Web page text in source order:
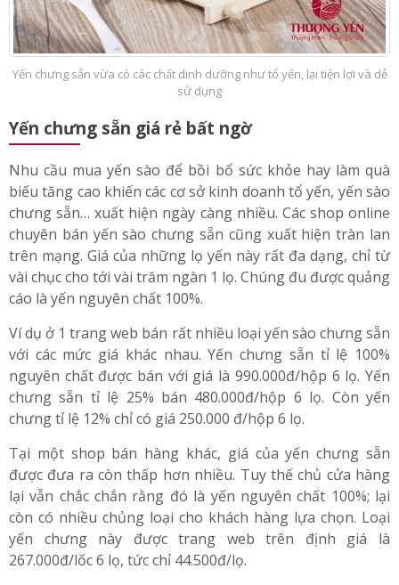
Yến chưng sẵn vừa có các chất dinh dưỡng như tổ yến, lại tiện lợi và dễ
sử dụng
Yến chưng sẵn giá rẻ bất ngờ
Nhu cầu mua yến sào để bồi bổ sức khỏe hay làm quà
biếu tăng cao khiến các cơ sở kinh doanh tổ yến, yến sào
chưng sẵn… xuất hiện ngày càng nhiều. Các shop online
chuyên bán yến sào chưng sẵn cũng xuất hiện tràn lan
trên mạng. Giá của những lọ yến này rất đa dạng, chỉ từ
vài chục cho tới vài trăm ngàn 1 lọ. Chúng đu được quảng
cáo là yến nguyên chất 100%.
Ví dụ ở 1 trang web bán rất nhiều loại yến sào chưng sẵn
với các mức giá khác nhau. Yến chưng sẵn tỉ lệ 100%
nguyên chất được bán với giá là 990.000đ/hộp 6 lọ. Yến
chưng sẵn tỉ lệ 25% bán 480.000đ/hộp 6 lọ. Còn yến
chưng tỉ lệ 12% chỉ có giá 250.000 đ/hộp 6 lọ.
Tại một shop bán hàng khác, giá của yến chưng sẵn
được đưa ra còn thấp hơn nhiều. Tuy thế chủ cửa hàng
lại vẫn chắc chắn rằng đó là yến nguyên chất 100%; lại
còn có nhiều chủng loại cho khách hàng lựa chọn. Loại
yến chưng này được trang web trên định giá là
267.000đ/lốc 6 lọ, tức chỉ 44.500đ/lọ.